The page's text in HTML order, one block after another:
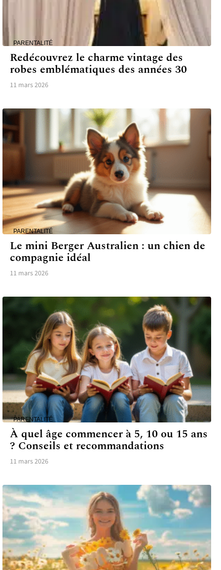
PARENTALITÉ
Redécouvrez le charme vintage des
robes emblématiques des années 30
11 mars 2026
PARENTALITÉ
Le mini Berger Australien : un chien de
compagnie idéal
11 mars 2026
PARENTALITÉ
À quel âge commencer à 5, 10 ou 15 ans
? Conseils et recommandations
11 mars 2026